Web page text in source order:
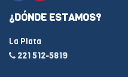
¿DÓNDE ESTAMOS?
La Plata
221 512-5819